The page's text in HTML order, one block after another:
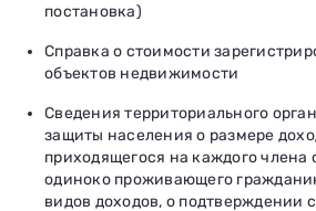
постановка)
Справка о стоимости
объектов недвижимости
Сведения территориального
защиты населения о размере
приходящегося на каждого члена
одиноко проживающего
видов доходов, о подтверждении